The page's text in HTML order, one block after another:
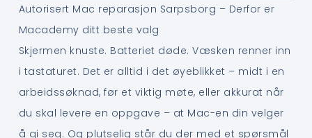
Autorisert Mac reparasjon Sarpsborg – Derfor er
Macademy ditt beste valg
Skjermen knuste. Batteriet døde. Væsken renner inn
i tastaturet. Det er alltid i det øyeblikket – midt i en
arbeidssøknad, før et viktig møte, eller akkurat når
du skal levere en oppgave – at Mac-en din velger
å gi seg. Og plutselig står du der med et spørsmål